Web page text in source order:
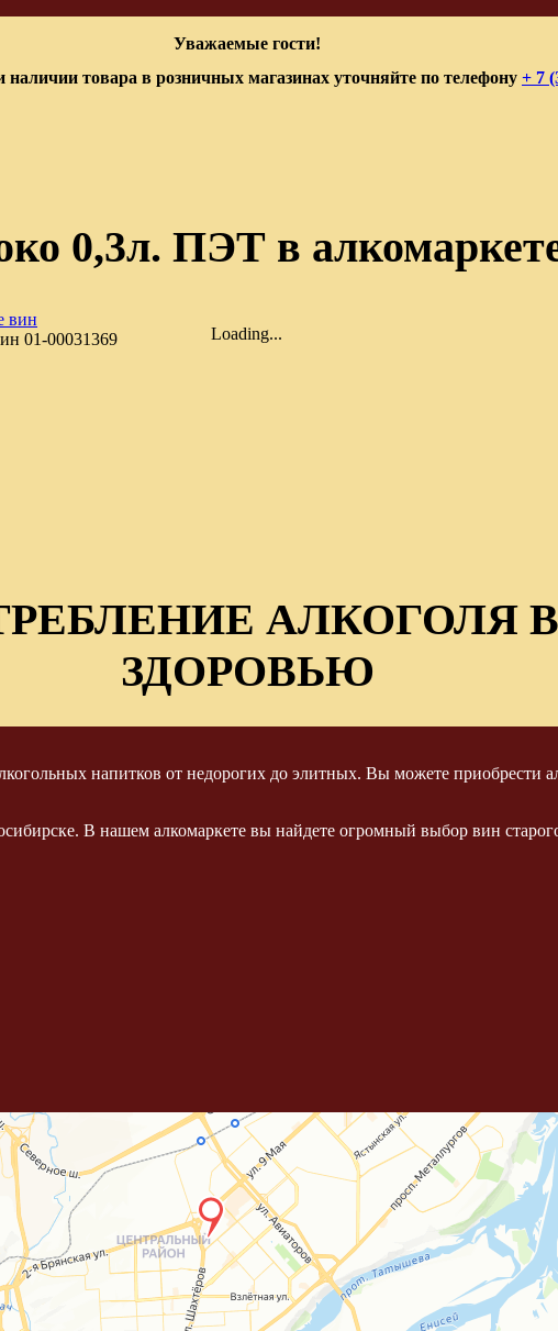
Уважаемые гости!
товара в розничных магазинах уточняйте по телефону + 7
0,3л. ПЭТ в
Loading...
01-00031369
АЛКОГОЛЯ
ЗДОРОВЬЮ
напитков от недорогих до элитных. Вы можете приобрести
В нашем алкомаркете вы найдете огромный выбор вин